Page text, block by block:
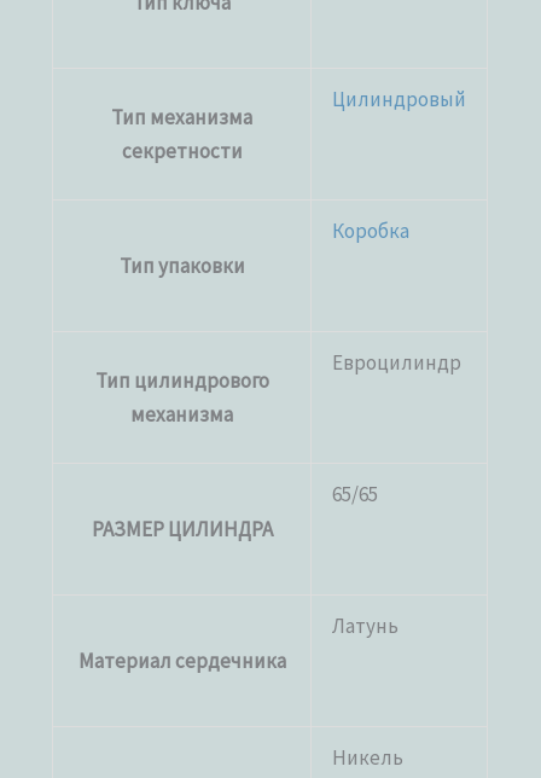
Тип механизма
секретности
Цилиндровый
Тип упаковки
Коробка
Тип цилиндрового
механизма
Евроцилиндр
РАЗМЕР ЦИЛИНДРА
65/65
Материал сердечника
Латунь
Никель